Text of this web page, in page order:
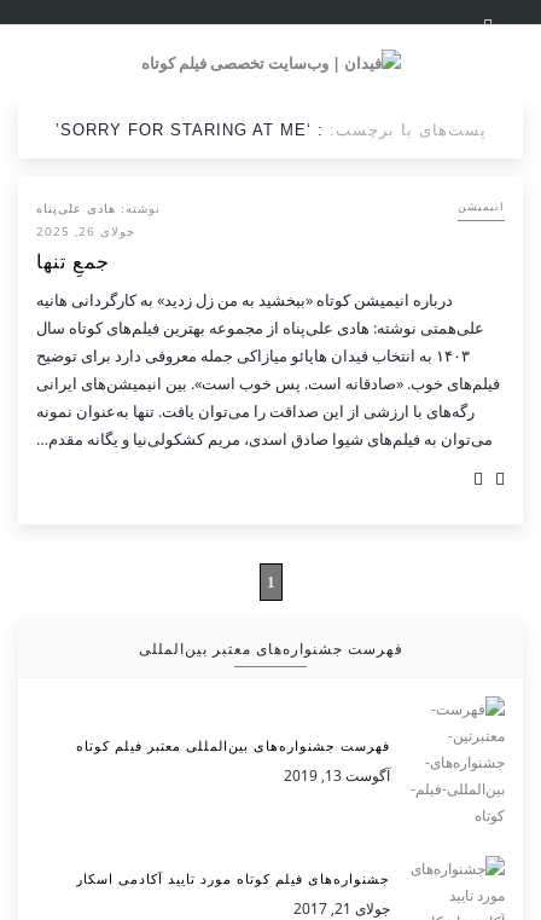
پست‌های با برچسب: : ‘SORRY FOR STARING AT ME’
انیمیشن نوشته: هادی علی‌پناه
جولای 26, 2025
جمعِ تنها
درباره انیمیشن کوتاه «ببخشید به من زل زدید» به کارگردانی هانیه
علی‌همتی نوشته: هادی علی‌پناه از مجموعه بهترین فیلم‌های کوتاه سال
۱۴۰۳ به انتخاب فیدان هایائو میازاکی جمله معروفی دارد برای توضیح
فیلم‌های خوب. «صادقانه است. پس خوب است». بین انیمیشن‌های ایرانی
رگه‌های با ارزشی از این صداقت را می‌توان یافت. تنها به‌عنوان نمونه
می‌توان به فیلم‌های شیوا صادق اسدی، مریم کشکولی‌نیا و یگانه مقدم…
1
فهرست جشنواره‌های معتبر بین‌المللی
فهرست جشنواره‌های بین‌المللی معتبر فیلم کوتاه
آگوست 13, 2019
جشنواره‌های فیلم کوتاه مورد تایید آکادمی اسکار
جولای 21, 2017